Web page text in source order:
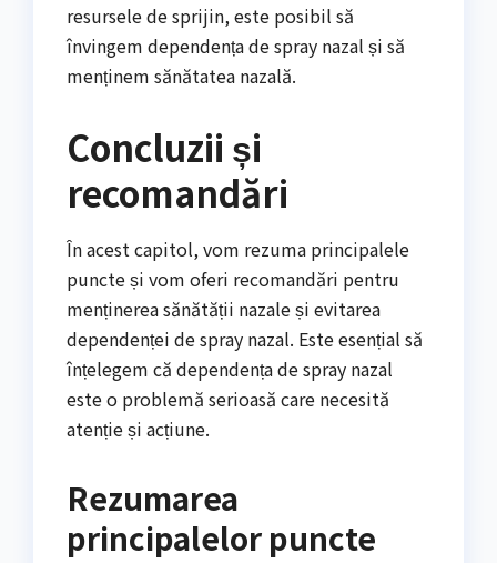
resursele de sprijin, este posibil să
învingem dependența de spray nazal și să
menținem sănătatea nazală.
Concluzii și
recomandări
În acest capitol, vom rezuma principalele
puncte și vom oferi recomandări pentru
menținerea sănătății nazale și evitarea
dependenței de spray nazal. Este esențial să
înțelegem că dependența de spray nazal
este o problemă serioasă care necesită
atenție și acțiune.
Rezumarea
principalelor puncte